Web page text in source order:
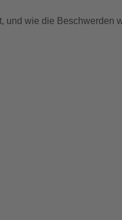
und wie die Beschwerden